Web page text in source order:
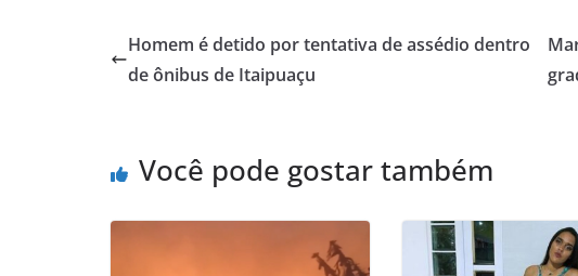
Homem é detido por tentativa de assédio dentro
de ônibus de Itaipuaçu
Você pode gostar também